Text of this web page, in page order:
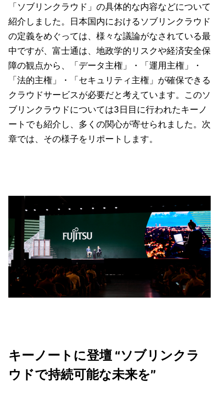
「ソブリンクラウド」の具体的な内容などについて
紹介しました。日本国内におけるソブリンクラウド
の定義をめぐっては、様々な議論がなされている最
中ですが、富士通は、地政学的リスクや経済安全保
障の観点から、「データ主権」・「運用主権」・
「法的主権」・「セキュリティ主権」が確保できる
クラウドサービスが必要だと考えています。このソ
ブリンクラウドについては3日目に行われたキーノ
ートでも紹介し、多くの関心が寄せられました。次
章では、その様子をリポートします。
キーノートに登壇 “ソブリンクラ
ウドで持続可能な未来を”